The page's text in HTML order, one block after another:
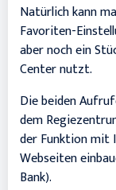
Natürlich kann
Favoriten-
aber noch ein
Center nutzt.
Die beiden
dem
der Funktion mit
Webseiten
Bank).